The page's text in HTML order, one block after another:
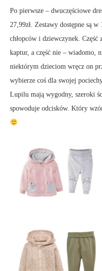
Po pierwsze – dwuczęściowe
27,99zł. Zestawy dostępne są
chłopców i dziewczynek.
kaptur, a część nie – wiadomo,
niektórym dzieciom wręcz on
wybierze coś dla swojej
Lupilu mają wygodny, szeroki
spowoduje odcisków. Który